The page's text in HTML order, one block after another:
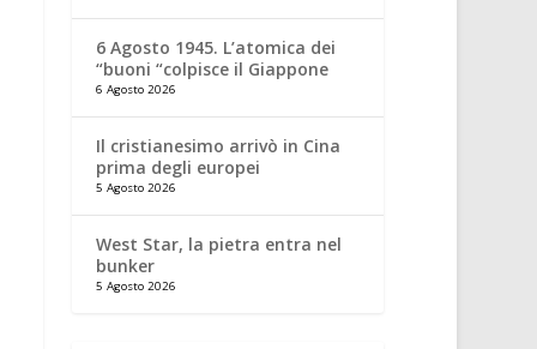
6 Agosto 1945. L’atomica dei
“buoni “colpisce il Giappone
6 Agosto 2026
Il cristianesimo arrivò in Cina
prima degli europei
5 Agosto 2026
West Star, la pietra entra nel
bunker
5 Agosto 2026